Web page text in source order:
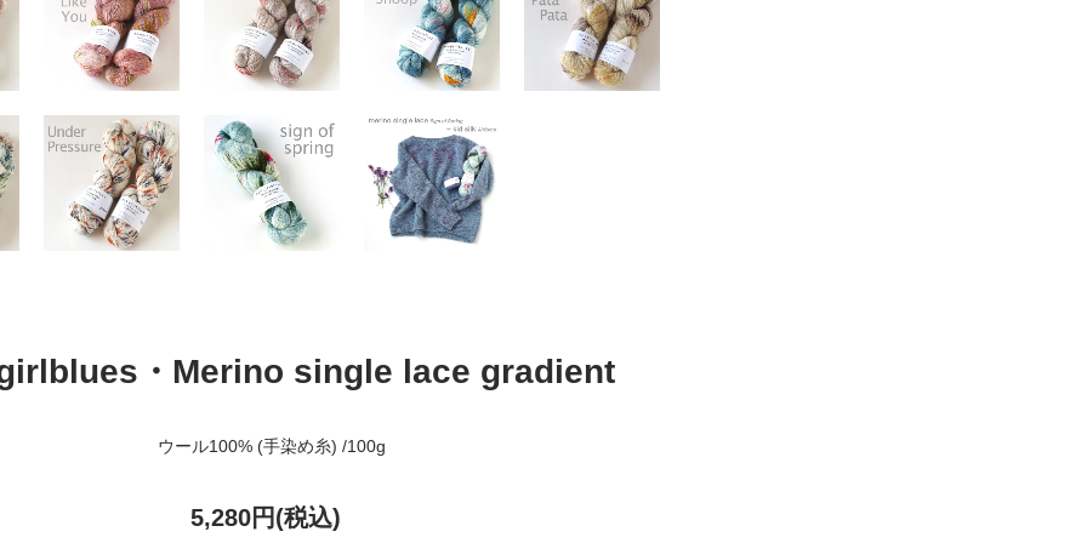
・Merino single lace gradient
ウール100% (手染め糸) /100g
5,280円(税込)